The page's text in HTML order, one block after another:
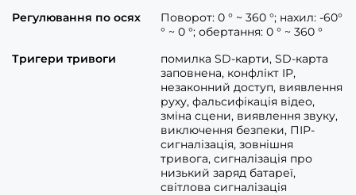
Регулювання по осях
Поворот: 0 ° ~ 360 °; нахил: -60°
° ~ 0 °; обертання: 0 ° ~ 360 °
Тригери тривоги
помилка SD-карти, SD-карта
заповнена, конфлікт IP,
незаконний доступ, виявлення
руху, фальсифікація відео,
зміна сцени, виявлення звуку,
виключення безпеки, ПІР-
сигналізація, зовнішня
тривога, сигналізація про
низький заряд батареї,
світлова сигналізація